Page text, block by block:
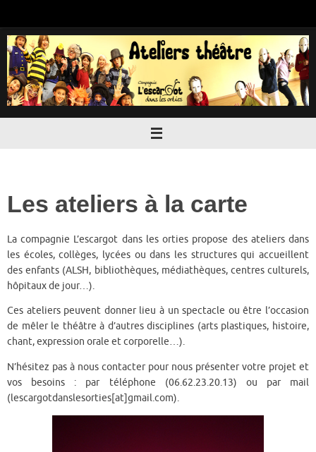
contenu
Les ateliers à la carte
La compagnie L’escargot dans les orties propose des ateliers dans
les écoles, collèges, lycées ou dans les structures qui accueillent
des enfants (ALSH, bibliothèques, médiathèques, centres culturels,
hôpitaux de jour…).
Ces ateliers peuvent donner lieu à un spectacle ou être l’occasion
de mêler le théâtre à d’autres disciplines (arts plastiques, histoire,
chant, expression orale et corporelle…).
N’hésitez pas à nous contacter pour nous présenter votre projet et
vos besoins : par téléphone (06.62.23.20.13) ou par mail
(lescargotdanslesorties[at]gmail.com).